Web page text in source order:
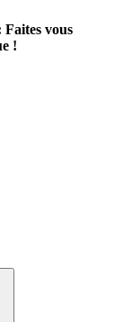
Faites vous
!